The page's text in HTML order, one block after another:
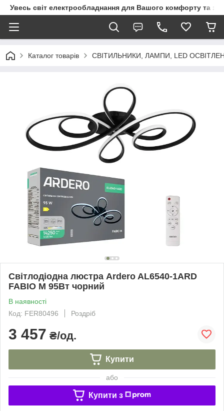
Увесь світ електрообладнання для Вашого комфорту та
Каталог товарів СВІТИЛЬНИКИ, ЛАМПИ, LED
Світлодіодна люстра Ardero AL6540-1ARD
FABIO M 95Вт чорний
В наявності
Код: FER80496
Роздріб
3 457 ₴/од.
Купити
або
Купити з